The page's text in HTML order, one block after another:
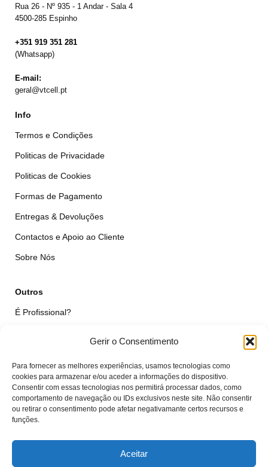
Gerir o Consentimento
Para fornecer as melhores experiências, usamos tecnologias como
cookies para armazenar e/ou aceder a informações do dispositivo.
Consentir com essas tecnologias nos permitirá processar dados, como
comportamento de navegação ou IDs exclusivos neste site. Não consentir
ou retirar o consentimento pode afetar negativamante certos recursos e
funções.
Aceitar
Rua 26 - Nº 935 - 1 Andar - Sala 4
4500-285 Espinho
+351 919 351 281
(Whatsapp)
E-mail:
geral@vtcell.pt
Info
Termos e Condições
Politicas de Privacidade
Politicas de Cookies
Formas de Pagamento
Entregas & Devoluções
Contactos e Apoio ao Cliente
Sobre Nós
Outros
É Profissional?
Qualidade das Peças
Minha Conta